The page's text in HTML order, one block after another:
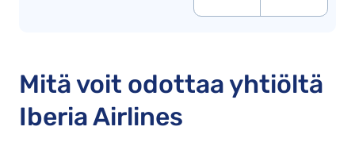
Mitä voit odottaa yhtiöltä
Iberia Airlines